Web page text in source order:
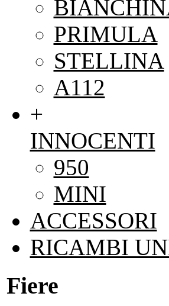
PRIMULA
STELLINA
A112
+
INNOCENTI
950
MINI
ACCESSORI
RICAMBI
Fiere